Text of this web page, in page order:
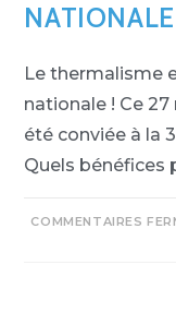
Le thermalisme
nationale ! Ce
été conviée à la
Quels bénéfices
COMMENTAIRES